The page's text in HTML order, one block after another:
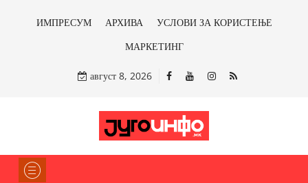
ИМПРЕСУМ АРХИВА
УСЛОВИ ЗА КОРИСТЕЊЕ
МАРКЕТИНГ
август 8, 2026